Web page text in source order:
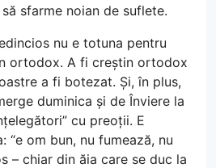
sfarme noian de suflete.
nu e totuna pentru
ortodox. A fi creștin ortodox
a fi botezat. Și, în plus,
duminica și de Înviere la
cu preoții. E
“e om bun, nu fumează, nu
– chiar din ăia care se duc la